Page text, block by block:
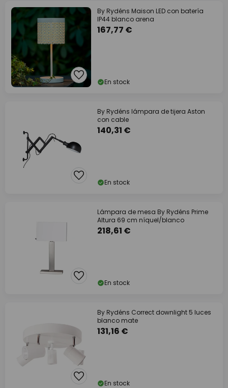
By Rydéns Maison LED con batería
IP44 blanco arena
167,77 €
En stock
By Rydéns lámpara de tijera Aston
con cable
140,31 €
En stock
Lámpara de mesa By Rydéns Prime
Altura 69 cm níquel/blanco
218,61 €
En stock
By Rydéns Correct downlight 5 luces
blanco mate
131,16 €
En stock